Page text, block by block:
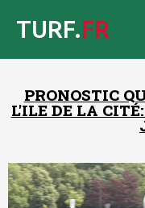
TURF.FR
PRONOSTIC
L'ILE DE LA